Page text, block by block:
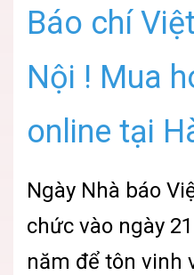
Báo chí
Nội ! Mua
online tại
Ngày Nhà báo
chức vào ngày
năm để tôn vinh